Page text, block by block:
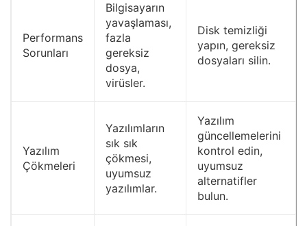
Performans
Sorunları
Bilgisayarın
yavaşlaması,
fazla
gereksiz
dosya,
virüsler.
Disk temizliği
yapın, gereksiz
dosyaları silin.
Yazılım
Çökmeleri
Yazılımların
sık sık
çökmesi,
uyumsuz
yazılımlar.
Yazılım
güncellemelerini
kontrol edin,
uyumsuz
alternatifler
bulun.